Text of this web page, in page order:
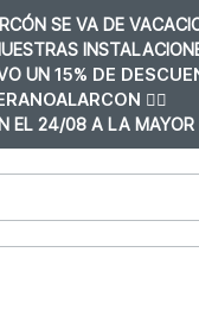
SE VA DE
UN 15% DE
👈🏼
EL 24/08 A LA MAYOR